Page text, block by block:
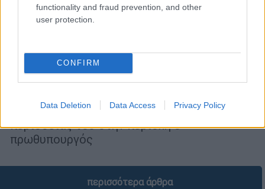
functionality and fraud prevention, and other
user protection.
CONFIRM
Data Deletion Data Access Privacy Policy
μόνο κόμμα που έχει πρόταση για την
Ελλάδα του μέλλοντος
Επίσκεψη στο ανακαινισμένο Κέντρο Υγείας
Αιγάλεω πραγματοποίησε στο πλαίσιο της
περιοδείας του στην περιοχή ο
πρωθυπουργός
περισσότερα άρθρα